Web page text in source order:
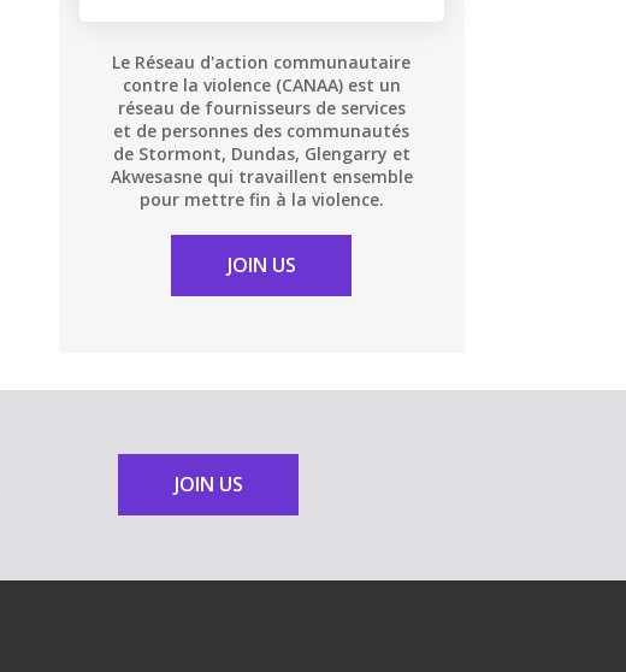
Le Réseau d'action communautaire
contre la violence (CANAA) est un
réseau de fournisseurs de services
et de personnes des communautés
de Stormont, Dundas, Glengarry et
Akwesasne qui travaillent ensemble
pour mettre fin à la violence.
JOIN US
JOIN US